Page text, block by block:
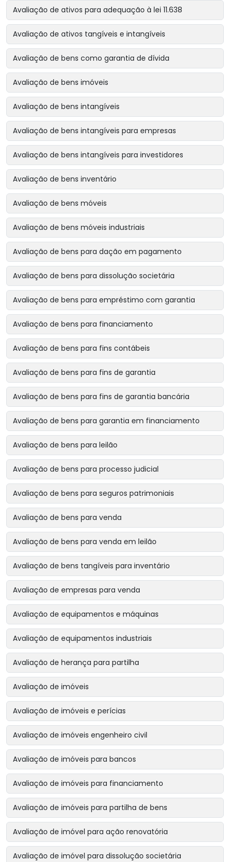
Avaliação de ativos para adequação à lei 11.638
Avaliação de ativos tangíveis e intangíveis
Avaliação de bens como garantia de dívida
Avaliação de bens imóveis
Avaliação de bens intangíveis
Avaliação de bens intangíveis para empresas
Avaliação de bens intangíveis para investidores
Avaliação de bens inventário
Avaliação de bens móveis
Avaliação de bens móveis industriais
Avaliação de bens para dação em pagamento
Avaliação de bens para dissolução societária
Avaliação de bens para empréstimo com garantia
Avaliação de bens para financiamento
Avaliação de bens para fins contábeis
Avaliação de bens para fins de garantia
Avaliação de bens para fins de garantia bancária
Avaliação de bens para garantia em financiamento
Avaliação de bens para leilão
Avaliação de bens para processo judicial
Avaliação de bens para seguros patrimoniais
Avaliação de bens para venda
Avaliação de bens para venda em leilão
Avaliação de bens tangíveis para inventário
Avaliação de empresas para venda
Avaliação de equipamentos e máquinas
Avaliação de equipamentos industriais
Avaliação de herança para partilha
Avaliação de imóveis
Avaliação de imóveis e perícias
Avaliação de imóveis engenheiro civil
Avaliação de imóveis para bancos
Avaliação de imóveis para financiamento
Avaliação de imóveis para partilha de bens
Avaliação de imóvel para ação renovatória
Avaliação de imóvel para dissolução societária